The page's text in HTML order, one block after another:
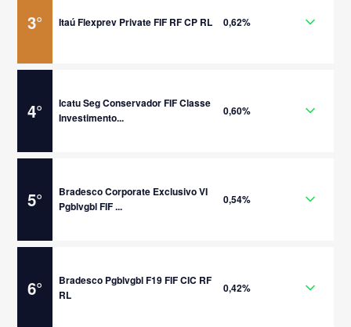
3° Itaú Flexprev Private FIF RF CP RL 0,62%
4°
Icatu Seg Conservador FIF Classe
Investimento...
0,60%
5°
Bradesco Corporate Exclusivo VI
Pgblvgbl FIF ...
0,54%
6°
Bradesco Pgblvgbl F19 FIF CIC RF
RL
0,42%